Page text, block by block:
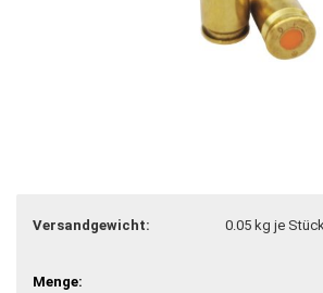
Versandgewicht: 0.05kg je Stück
Menge: